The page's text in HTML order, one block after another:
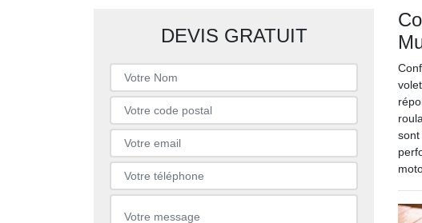
DEVIS GRATUIT
sont